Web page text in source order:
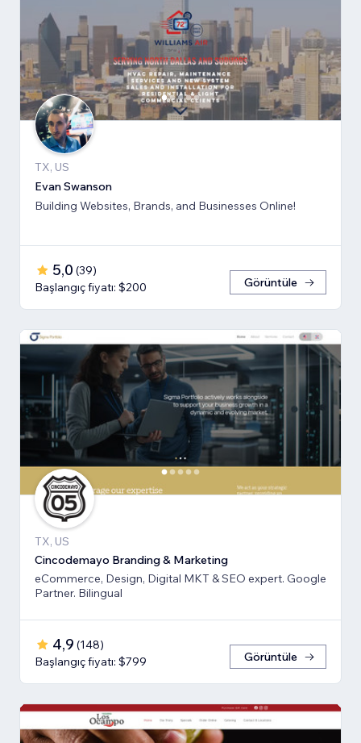
TX, US
Evan Swanson
Building Websites, Brands, and Businesses Online!
5,0 (39)
Başlangıç fiyatı: $200
Görüntüle
TX, US
Cincodemayo Branding & Marketing
eCommerce, Design, Digital MKT & SEO expert. Google
Partner. Bilingual
4,9 (148)
Başlangıç fiyatı: $799
Görüntüle